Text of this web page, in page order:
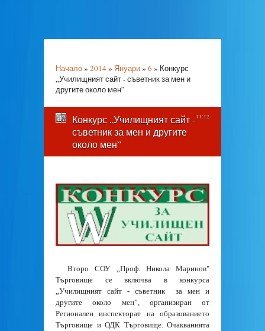
Начало» 2014 » Януари» 6 » Конкурс
„Училищният сайт - съветник за мен и
другите около мен”
11:12
Конкурс „Училищният сайт -
съветник за мен и другите
около мен”
Второ СОУ „Проф. Никола Маринов"
Търговище се включва в конкурса
„Училищният сайт - съветник за мен и
другите около мен”, организиран от
Регионален инспекторат на образованието
Търговище и ОДК Търговище. Очакванията